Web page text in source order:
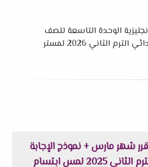
الوحدة التاسعة للصف
الثالث الابتدائي الترم الثاني 2026 لمستر
شهر مارس + نموذج الإجابة
للصف الثالث الابتدائي الترم الثاني 2025 لمس ابتسام